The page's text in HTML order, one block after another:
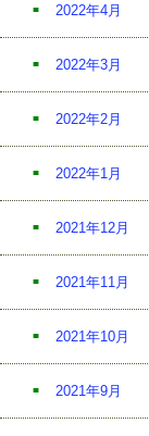
2022年4月
2022年3月
2022年2月
2022年1月
2021年12月
2021年11月
2021年10月
2021年9月